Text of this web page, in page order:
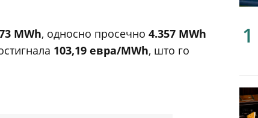
MWh, односно просечно 4.357 MWh
103,19 евра/MWh, што го